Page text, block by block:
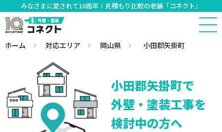
みなさまに愛されて10周年！見積もり比較の老舗「コネクト」
ホーム 対応エリア 岡山県 小田郡矢掛町
小田郡矢掛町で
外壁・塗装工事を
検討中の方へ